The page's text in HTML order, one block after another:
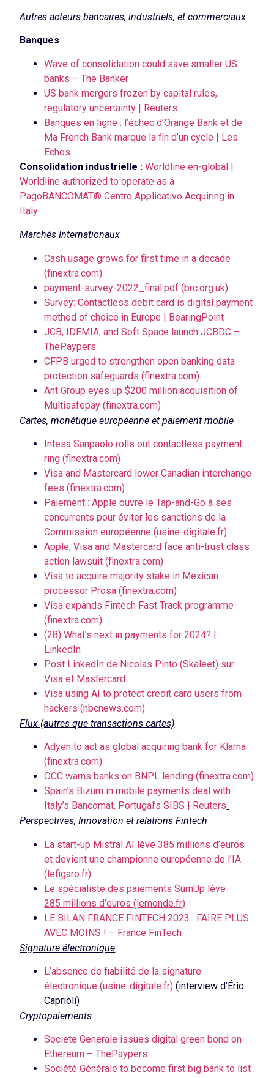
Autres acteurs bancaires, industriels, et commerciaux
Banques
Wave of consolidation could save smaller US
banks – The Banker
US bank mergers frozen by capital rules,
regulatory uncertainty | Reuters
Banques en ligne : l’échec d’Orange Bank et de
Ma French Bank marque la fin d’un cycle | Les
Echos
Consolidation industrielle :Worldline en-global |
Worldline authorized to operate as a
PagoBANCOMAT® Centro Applicativo Acquiring in
Italy
Marchés Internationaux
Cash usage grows for first time in a decade
(finextra.com)
payment-survey-2022_final.pdf (brc.org.uk)
Survey: Contactless debit card is digital payment
method of choice in Europe | BearingPoint
JCB, IDEMIA, and Soft Space launch JCBDC –
ThePaypers
CFPB urged to strengthen open banking data
protection safeguards (finextra.com)
Ant Group eyes up $200 million acquisition of
Multisafepay (finextra.com)
Cartes, monétique européenne et paiement mobile
Intesa Sanpaolo rolls out contactless payment
ring (finextra.com)
Visa and Mastercard lower Canadian interchange
fees (finextra.com)
Paiement : Apple ouvre le Tap-and-Go à ses
concurrents pour éviter les sanctions de la
Commission européenne (usine-digitale.fr)
Apple, Visa and Mastercard face anti-trust class
action lawsuit (finextra.com)
Visa to acquire majority stake in Mexican
processor Prosa (finextra.com)
Visa expands Fintech Fast Track programme
(finextra.com)
(28) What’s next in payments for 2024? |
LinkedIn
Post LinkedIn de Nicolas Pinto (Skaleet) sur
Visa et Mastercard
Visa using AI to protect credit card users from
hackers (nbcnews.com)
Flux (autres que transactions cartes)
Adyen to act as global acquiring bank for Klarna
(finextra.com)
OCC warns banks on BNPL lending (finextra.com)
Spain’s Bizum in mobile payments deal with
Italy’s Bancomat, Portugal’s SIBS | Reuters
Perspectives, Innovation et relations Fintech
La start-up Mistral AI lève 385 millions d’euros
et devient une championne européenne de l’IA
(lefigaro.fr)
Le spécialiste des paiements SumUp lève
285 millions d’euros (lemonde.fr)
LE BILAN FRANCE FINTECH 2023 : FAIRE PLUS
AVEC MOINS ! – France FinTech
Signature électronique
L’absence de fiabilité de la signature
électronique (usine-digitale.fr) (interview d’Éric
Caprioli)
Cryptopaiements
Societe Generale issues digital green bond on
Ethereum – ThePaypers
Société Générale to become first big bank to list